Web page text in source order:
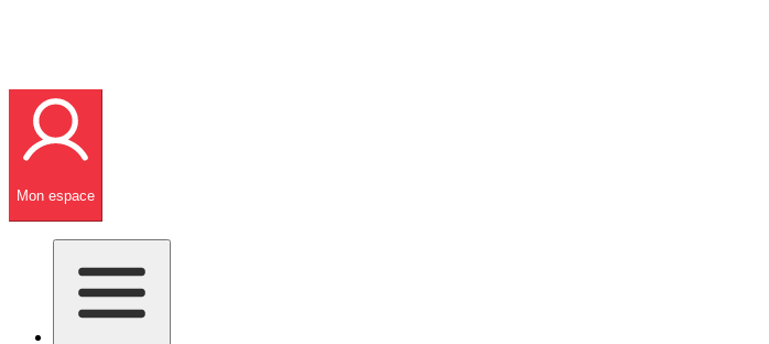
Mon espace